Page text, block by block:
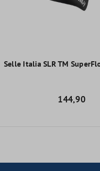
Selle Italia SLR TM
144,90